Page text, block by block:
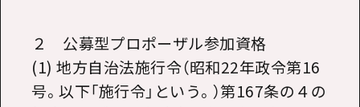
２ 公募型プロポーザル参加資格
(1) 地方自治法施行令（昭和22年政令第16
号。以下「施行令」という。）第167条の４の